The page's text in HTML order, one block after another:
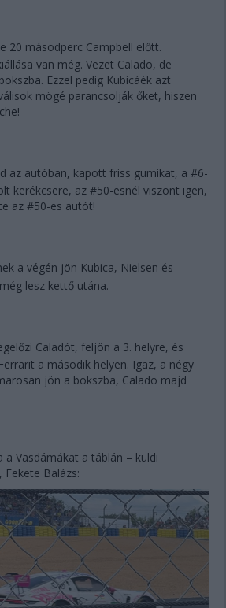
20 másodperc Campbell előtt.
van még. Vezet Calado, de
Ezzel pedig Kubicáék azt
mögé parancsolják őket, hiszen
az autóban, kapott friss gumikat, a #6-
kerékcsere, az #50-esnél viszont igen,
az #50-es autót!
a végén jön Kubica, Nielsen és
lesz kettő utána.
Caladót, feljön a 3. helyre, és
a második helyen. Igaz, a négy
jön a bokszba, Calado majd
Vasdámákat a táblán – küldi
Balázs: